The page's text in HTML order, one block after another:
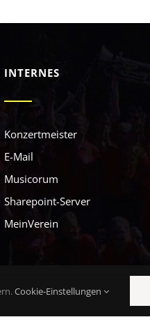
INTERNES
Konzertmeister
E-Mail
Musicorum
Sharepoint-Server
MeinVerein
Cookie-Einstellungen